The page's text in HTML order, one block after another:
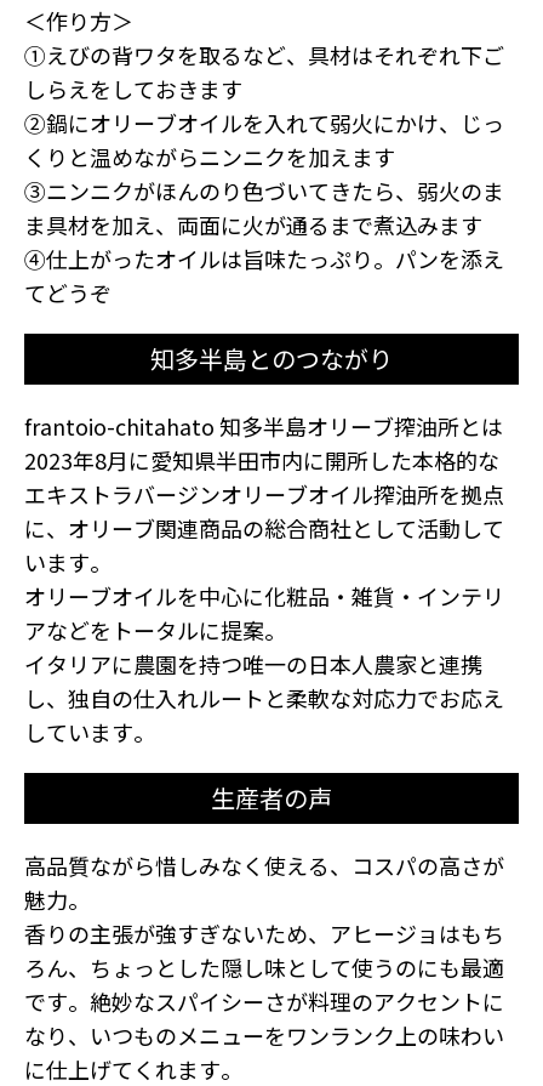
＜作り方＞
①えびの背ワタを取るなど、具材はそれぞれ下ご
しらえをしておきます
②鍋にオリーブオイルを入れて弱火にかけ、じっ
くりと温めながらニンニクを加えます
③ニンニクがほんのり色づいてきたら、弱火のま
ま具材を加え、両面に火が通るまで煮込みます
④仕上がったオイルは旨味たっぷり。パンを添え
てどうぞ
知多半島とのつながり
frantoio-chitahato 知多半島オリーブ搾油所とは
2023年8月に愛知県半田市内に開所した本格的な
エキストラバージンオリーブオイル搾油所を拠点
に、オリーブ関連商品の総合商社として活動して
います。
オリーブオイルを中心に化粧品・雑貨・インテリ
アなどをトータルに提案。
イタリアに農園を持つ唯一の日本人農家と連携
し、独自の仕入れルートと柔軟な対応力でお応え
しています。
生産者の声
高品質ながら惜しみなく使える、コスパの高さが
魅力。
香りの主張が強すぎないため、アヒージョはもち
ろん、ちょっとした隠し味として使うのにも最適
です。絶妙なスパイシーさが料理のアクセントに
なり、いつものメニューをワンランク上の味わい
に仕上げてくれます。